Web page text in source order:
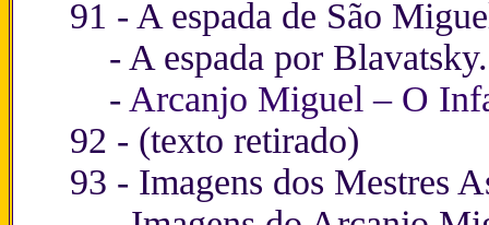
91 - A espada de São
- A espada por Blavatsky.
- Arcanjo Miguel – O
92 - (texto retirado)
93 - Imagens dos Mestres